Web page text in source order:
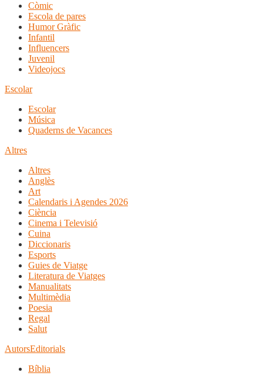
Còmic
Escola de pares
Humor Gràfic
Infantil
Influencers
Juvenil
Videojocs
Escolar
Escolar
Música
Quaderns de Vacances
Altres
Altres
Anglès
Art
Calendaris i Agendes 2026
Ciència
Cinema i Televisió
Cuina
Diccionaris
Esports
Guies de Viatge
Literatura de Viatges
Manualitats
Multimèdia
Poesia
Regal
Salut
AutorsEditorials
Bíblia